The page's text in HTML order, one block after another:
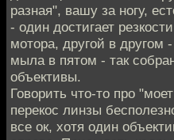
разная", вашу за ногу,
- один достигает
мотора, другой в другом
мыла в пятом - так
объективы.
Говорить что-то про
перекос линзы
все ок, хотя один